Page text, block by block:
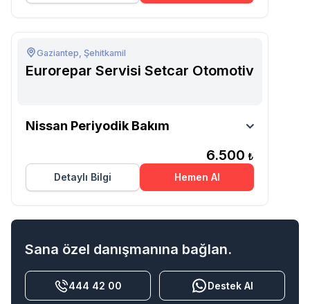
Gaziantep, Şehitkamil
Eurorepar Servisi Setcar Otomotiv
Otomotiv
Nissan Periyodik Bakım
6.500 ₺
Detaylı Bilgi
Hemen Al
Sana özel danışmanına bağlan.
444 42 00 Destek Al